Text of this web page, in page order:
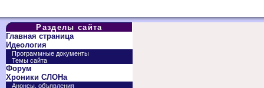
Разделы сайта
Главная страница
Идеология
Программные документы
Темы сайта
Форум
Хроники СЛОНа
Анонсы, объявления